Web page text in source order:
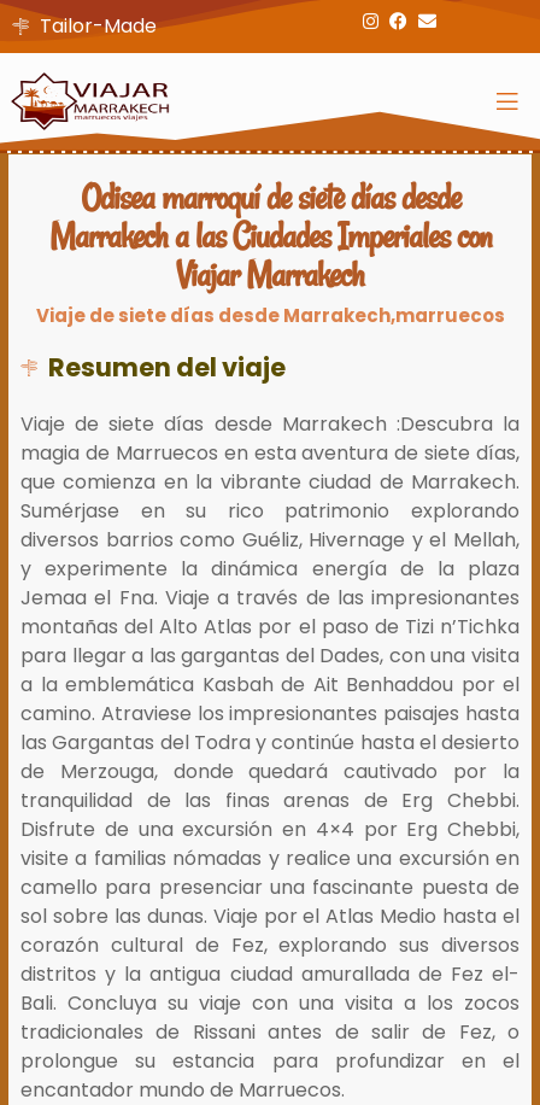
Tailor-Made
Odisea marroquí de siete días desde
Marrakech a las Ciudades Imperiales con
Viajar Marrakech
Viaje de siete días desde Marrakech,marruecos
Resumen del viaje
Viaje de siete días desde Marrakech :Descubra la
magia de Marruecos en esta aventura de siete días,
que comienza en la vibrante ciudad de Marrakech.
Sumérjase en su rico patrimonio explorando
diversos barrios como Guéliz, Hivernage y el Mellah,
y experimente la dinámica energía de la plaza
Jemaa el Fna. Viaje a través de las impresionantes
montañas del Alto Atlas por el paso de Tizi n’Tichka
para llegar a las gargantas del Dades, con una visita
a la emblemática Kasbah de Ait Benhaddou por el
camino. Atraviese los impresionantes paisajes hasta
las Gargantas del Todra y continúe hasta el desierto
de Merzouga, donde quedará cautivado por la
tranquilidad de las finas arenas de Erg Chebbi.
Disfrute de una excursión en 4×4 por Erg Chebbi,
visite a familias nómadas y realice una excursión en
camello para presenciar una fascinante puesta de
sol sobre las dunas. Viaje por el Atlas Medio hasta el
corazón cultural de Fez, explorando sus diversos
distritos y la antigua ciudad amurallada de Fez el-
Bali. Concluya su viaje con una visita a los zocos
tradicionales de Rissani antes de salir de Fez, o
prolongue su estancia para profundizar en el
encantador mundo de Marruecos.